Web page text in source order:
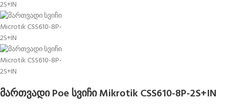
მართვადი Poe სვიჩი Mikrotik CSS610-8P-2S+IN